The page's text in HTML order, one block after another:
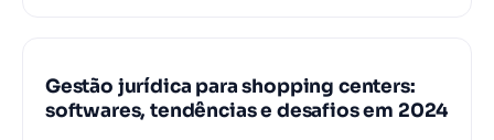
Gestão jurídica para shopping centers:
softwares, tendências e desafios em 2024